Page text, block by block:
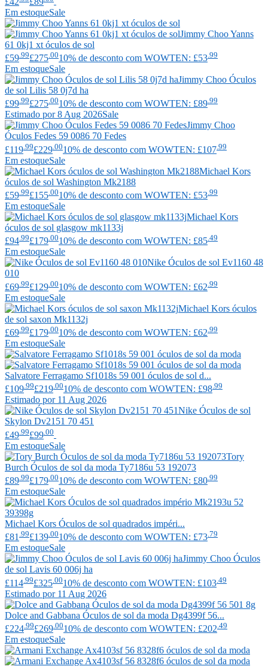
Em estoqueSale
Jimmy ChooYanns
61 0kj1 xt óculos de sol
£59 .99£275 .0010% de desconto com WOWTEN: £53 .99
Em estoqueSale
Jimmy Choo Óculos
de sol Lilis 58 0j7d ha
£99.99£275.0010% de desconto com WOWTEN: £89.99
Estimado por 8 Aug 2026Sale
Jimmy Choo
Óculos Fedes 59 0086 70 Fedes
£119 .99£229 .0010% de desconto com WOWTEN: £107 .99
Em estoqueSale
Michael Kors
óculos de sol Washington Mk2188
£59 .99£155 .0010% de desconto com WOWTEN: £53 .99
Em estoqueSale
Michael Kors
óculos de sol glasgow mk1133j
£94.99£179.0010% de desconto com WOWTEN: £85.49
Em estoqueSale
Nike Óculos de sol Ev1160 48
010
£69 .99£129 .0010% de desconto com WOWTEN: £62 .99
Em estoqueSale
Michael Kors óculos
de sol saxon Mk1132j
£69 .99£179 .0010% de desconto com WOWTEN: £62 .99
Em estoqueSale
Salvatore Ferragamo Sf1018s 59 001 óculos de sol d...
£109.99£219.0010% de desconto com WOWTEN: £98.99
Estimado por 11 Aug 2026
Nike Óculos de sol
Skylon Dv2151 70 451
£49 .99£99 .00
Em estoqueSale
Tory
Burch Óculos de sol da moda Ty7186u 53 192073
£89 .99£179 .0010% de desconto com WOWTEN: £80 .99
Em estoqueSale
Michael Kors Óculos de sol quadrados impéri...
£81 .99£139.0010% de desconto com WOWTEN: £73.79
Em estoqueSale
Jimmy Choo Óculos
de sol Lavis 60 006j ha
£114 .99£325 .0010% de desconto com WOWTEN: £103 .49
Estimado por 11 Aug 2026
Dolce and Gabbana Óculos de sol da moda Dg4399f 56...
£224 .99£269 .0010% de desconto com WOWTEN: £202 .49
Em estoqueSale